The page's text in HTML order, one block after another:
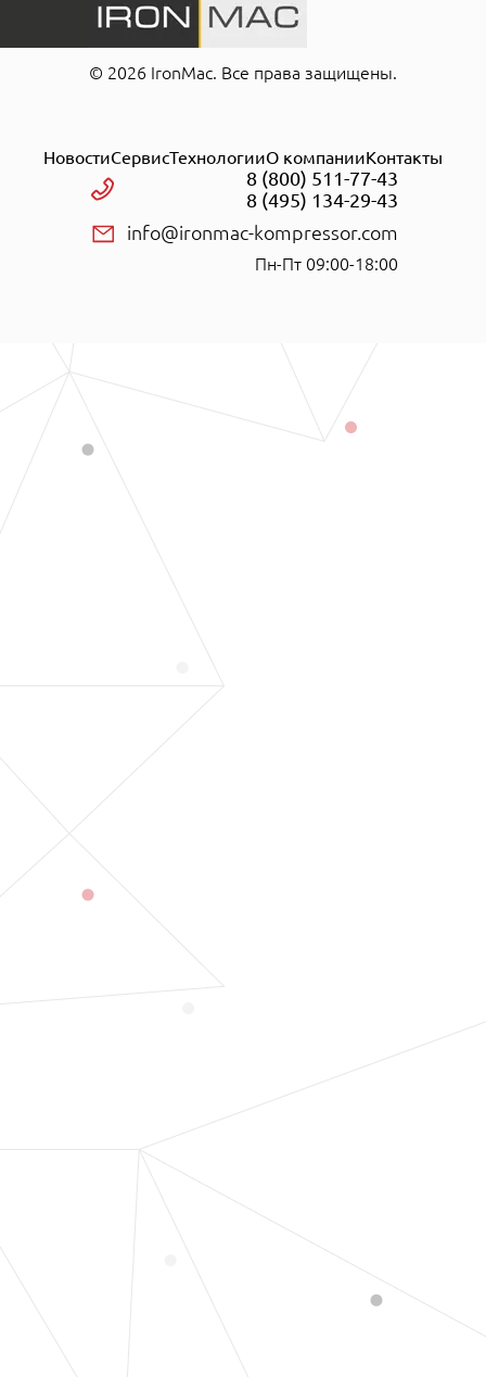
© 2026 IronMac. Все права защищены.
НовостиСервисТехнологииО компанииКонтакты
8 (800) 511-77-43
8 (495) 134-29-43
info@ironmac-kompressor.com
Пн-Пт 09:00-18:00